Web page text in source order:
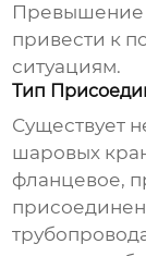
Превышение
привести к
ситуациям.
Тип
Существует
шаровых
фланцевое,